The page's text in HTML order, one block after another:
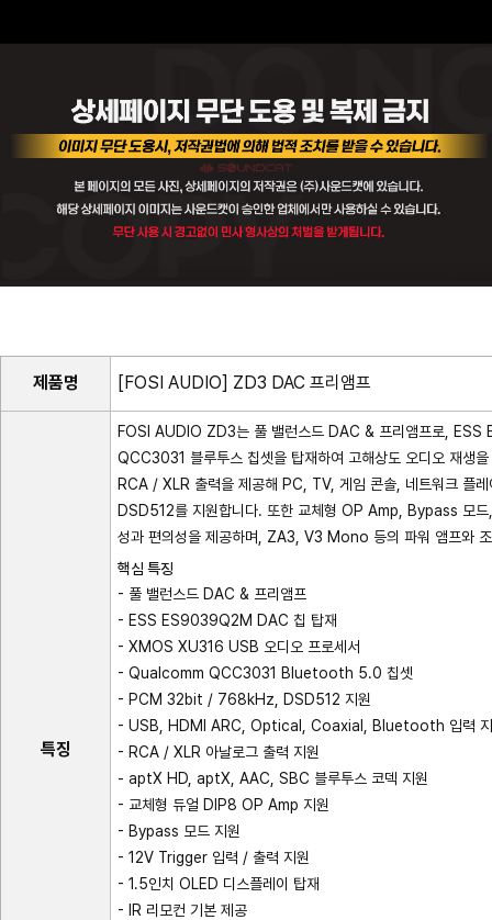
제품명 [FOSI AUDIO] ZD3 DAC 프리앰프
특징
FOSI AUDIO ZD3는 풀 밸런스드 DAC & 프리앰프로,
QCC3031 블루투스 칩셋을 탑재하여 고해상도 오디오
RCA / XLR 출력을 제공해 PC, TV, 게임 콘솔, 네트워크
DSD512를 지원합니다. 또한 교체형 OP Amp, Bypass 모
성과 편의성을 제공하며, ZA3, V3 Mono 등의 파워 앰프와
핵심 특징
- 풀 밸런스드 DAC & 프리앰프
- ESS ES9039Q2M DAC 칩 탑재
- XMOS XU316 USB 오디오 프로세서
- Qualcomm QCC3031 Bluetooth 5.0 칩셋
- PCM 32bit / 768kHz, DSD512 지원
- USB, HDMI ARC, Optical, Coaxial, Bluetooth 입력
- RCA / XLR 아날로그 출력 지원
- aptX HD, aptX, AAC, SBC 블루투스 코덱 지원
- 교체형 듀얼 DIP8 OP Amp 지원
- Bypass 모드 지원
- 12V Trigger 입력 / 출력 지원
- 1.5인치 OLED 디스플레이 탑재
- IR 리모컨 기본 제공